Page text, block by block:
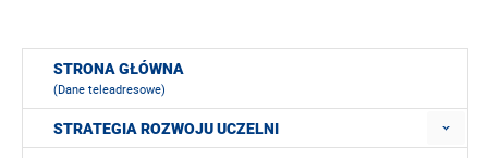
STRONA GŁÓWNA
(Dane teleadresowe)
STRATEGIA ROZWOJU UCZELNI